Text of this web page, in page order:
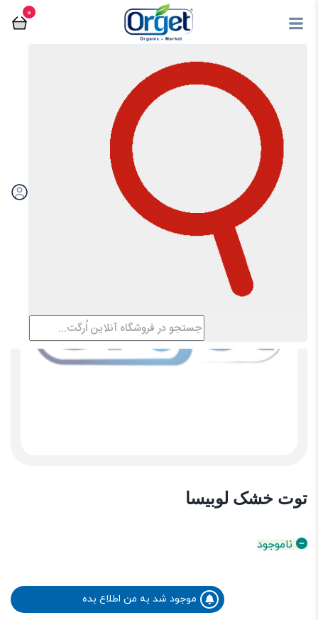
0
توت خشک لوبیسا
ناموجود
موجود شد به من اطلاع بده